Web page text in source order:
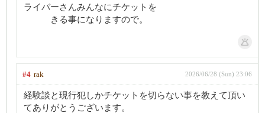
ライバーさんみんなにチケットを
きる事になりますので。
#4 rak 2026/06/28 (Sun) 23:06
経験談と現行犯しかチケットを切らない事を教えて頂い
てありがとうございます。